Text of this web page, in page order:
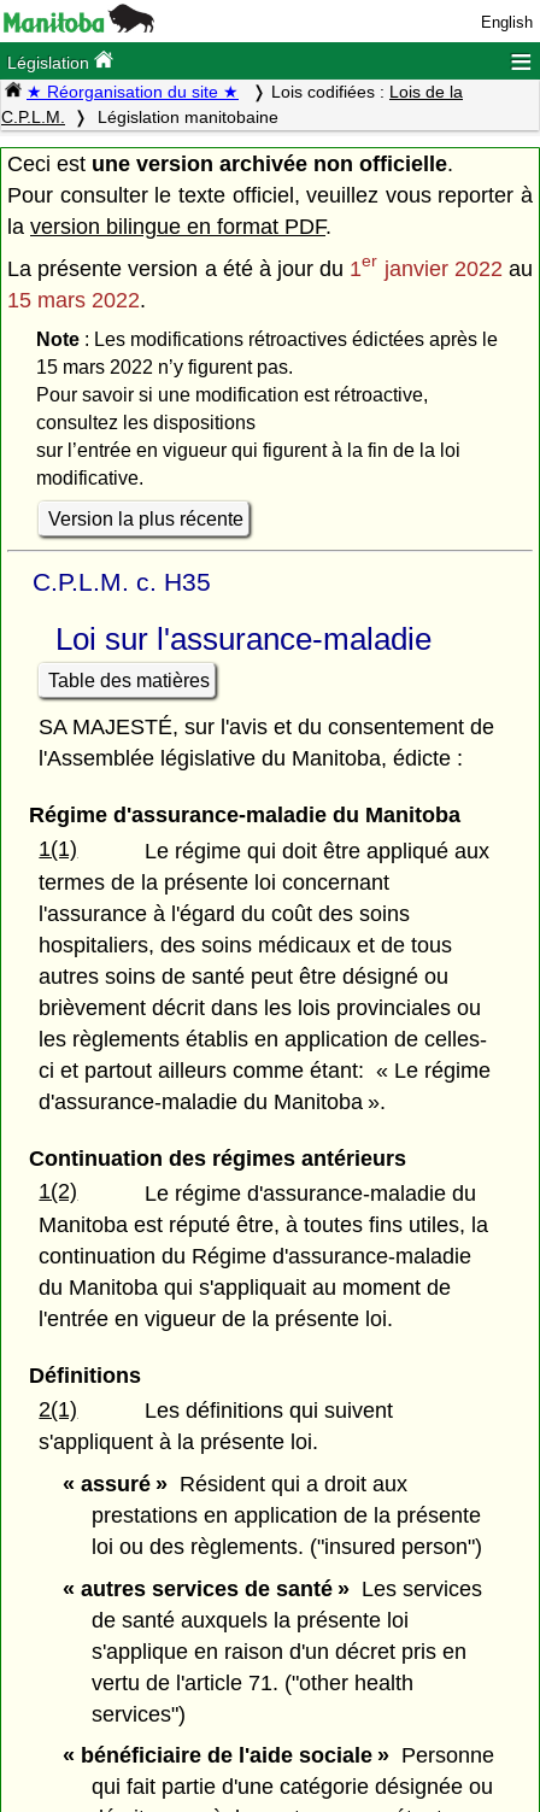
English
Législation ≡
★ Réorganisation du site ★ Lois codifiées : Lois de la
C.P.L.M.
Législation manitobaine
Ceci est une version archivée non officielle.
Pour consulter le texte officiel, veuillez vous reporter à
la version bilingue en format PDF.
La présente version a été à jour du 1er janvier 2022 au
15 mars 2022.
Note: Les modifications rétroactives édictées après le
15 mars 2022 n’y figurent pas.
Pour savoir si une modification est rétroactive,
consultez les dispositions
sur l’entrée en vigueur qui figurent à la fin de la loi
modificative.
Version la plus récente
C.P.L.M. c. H35
Loi sur l'assurance-maladie
Table des matières
SA MAJESTÉ, sur l'avis et du consentement de
l'Assemblée législative du Manitoba, édicte :
Régime d'assurance-maladie du Manitoba
1(1)
Le régime qui doit être appliqué aux
termes de la présente loi concernant
l'assurance à l'égard du coût des soins
hospitaliers, des soins médicaux et de tous
autres soins de santé peut être désigné ou
brièvement décrit dans les lois provinciales ou
les règlements établis en application de celles-
ci et partout ailleurs comme étant: « Le régime
d'assurance-maladie du Manitoba ».
Continuation des régimes antérieurs
1(2)
Le régime d'assurance-maladie du
Manitoba est réputé être, à toutes fins utiles, la
continuation du Régime d'assurance-maladie
du Manitoba qui s'appliquait au moment de
l'entrée en vigueur de la présente loi.
Définitions
2(1)
Les définitions qui suivent
s'appliquent à la présente loi.
« assuré »Résident qui a droit aux
prestations en application de la présente
loi ou des règlements. ("insured person")
« autres services de santé »Les services
de santé auxquels la présente loi
s'applique en raison d'un décret pris en
vertu de l'article 71. ("other health
services")
« bénéficiaire de l'aide sociale »Personne
qui fait partie d'une catégorie désignée ou